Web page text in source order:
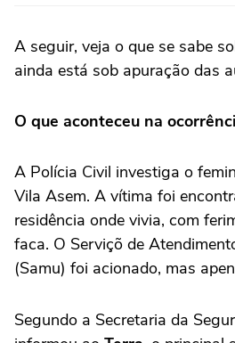
A seguir, veja o que se sabe
ainda está sob apuração das
O que aconteceu na
A Polícia Civil investiga o
Vila Asem. A vítima foi
residência onde vivia, com
faca. O Serviçõ de
(Samu) foi acionado, mas
Segundo a Secretaria da